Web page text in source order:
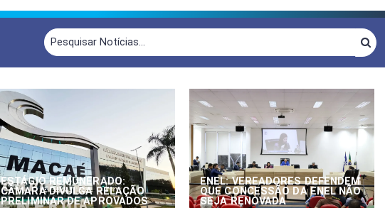
ESTÁGIO REMUNERADO:
CÂMARA DIVULGA RELAÇÃO
PRELIMINAR DE APROVADOS
ENEL: VEREADORES DEFENDEM
QUE CONCESSÃO DA ENEL NÃO
SEJA RENOVADA